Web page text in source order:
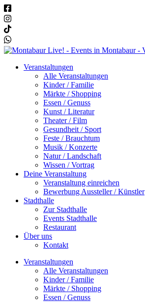
Veranstaltungen
Alle Veranstaltungen
Kinder / Familie
Märkte / Shopping
Essen / Genuss
Kunst / Literatur
Theater / Film
Gesundheit / Sport
Feste / Brauchtum
Musik / Konzerte
Natur / Landschaft
Wissen / Vortrag
Deine Veranstaltung
Veranstaltung einreichen
Bewerbung Aussteller / Künstler
Stadthalle
Zur Stadthalle
Events Stadthalle
Restaurant
Über uns
Kontakt
Veranstaltungen
Alle Veranstaltungen
Kinder / Familie
Märkte / Shopping
Essen / Genuss